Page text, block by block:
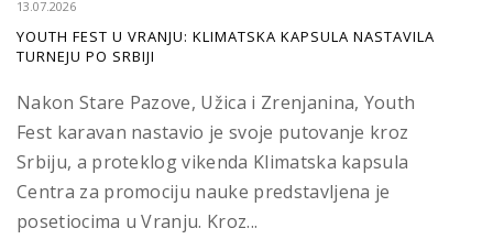
13.07.2026
YOUTH FEST U VRANJU: KLIMATSKA KAPSULA NASTAVILA
TURNEJU PO SRBIJI
Nakon Stare Pazove, Užica i Zrenjanina, Youth
Fest karavan nastavio je svoje putovanje kroz
Srbiju, a proteklog vikenda Klimatska kapsula
Centra za promociju nauke predstavljena je
posetiocima u Vranju. Kroz...